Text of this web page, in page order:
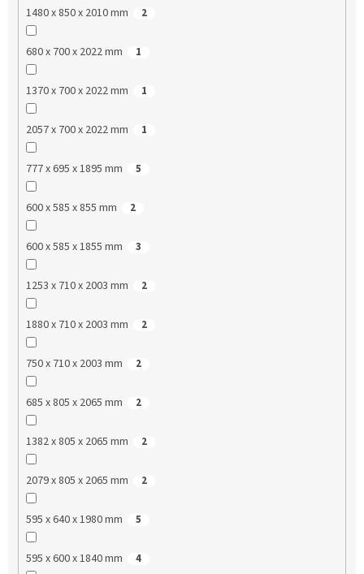
1480 x 850 x 2010 mm 2
680 x 700 x 2022 mm 1
1370 x 700 x 2022 mm 1
2057 x 700 x 2022 mm 1
777 x 695 x 1895 mm 5
600 x 585 x 855 mm 2
600 x 585 x 1855 mm 3
1253 x 710 x 2003 mm 2
1880 x 710 x 2003 mm 2
750 x 710 x 2003 mm 2
685 x 805 x 2065 mm 2
1382 x 805 x 2065 mm 2
2079 x 805 x 2065 mm 2
595 x 640 x 1980 mm 5
595 x 600 x 1840 mm 4